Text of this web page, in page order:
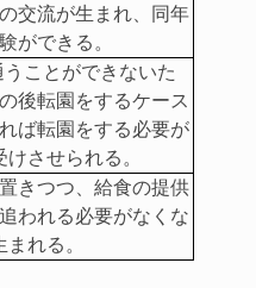
交流が生まれ、同年
ができる。
ことができないた
後転園をするケース
ば転園をする必要が
させられる。
きつつ、給食の提供
われる必要がなくな
れる。